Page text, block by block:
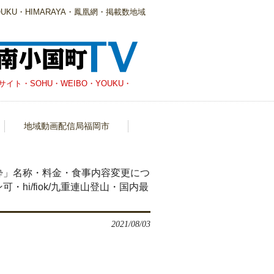
・HIMARAYA・鳳凰網・掲載数地域
ト・SOHU・WEIBO・YOUKU・
地域動画配信局福岡市
名称・料金・食事内容変更につ
・hi/fiok/九重連山登山・国内最
2021/08/03